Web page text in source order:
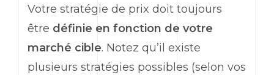
Votre stratégie de prix doit toujours
être définie en fonction de votre
marché cible. Notez qu’il existe
plusieurs stratégies possibles (selon vos